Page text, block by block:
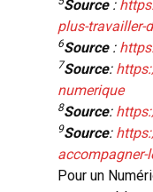
Source:
plus-travailler-
6Source:
7Source:
numerique
8Source:
9Source:
accompagner-
Pour un